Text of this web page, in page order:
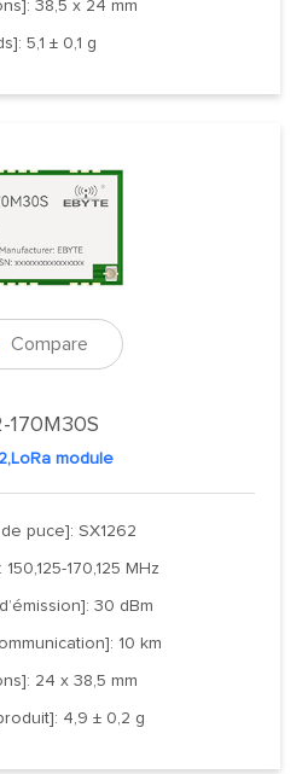
38,5 x 24 mm
5,1 ± 0,1 g
Compare
170M30S
module
puce]: SX1262
170,125 MHz
30 dBm
10 km
24 x 38,5 mm
4,9 ± 0,2 g